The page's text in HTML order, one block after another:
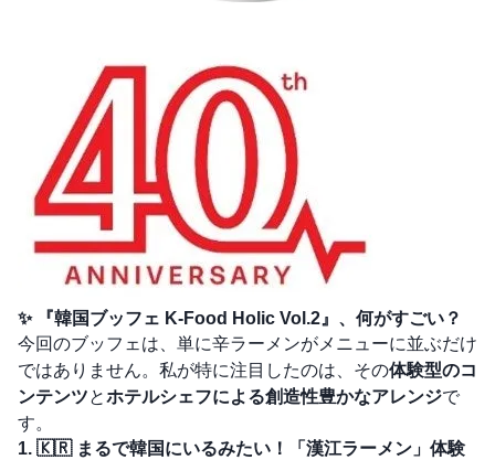
✨ 『韓国ブッフェ K-Food Holic Vol.2』、何がすごい？
今回のブッフェは、単に辛ラーメンがメニューに並ぶだけ
ではありません。私が特に注目したのは、その体験型のコ
ンテンツとホテルシェフによる創造性豊かなアレンジで
す。
1. 🇰🇷 まるで韓国にいるみたい！「漢江ラーメン」体験